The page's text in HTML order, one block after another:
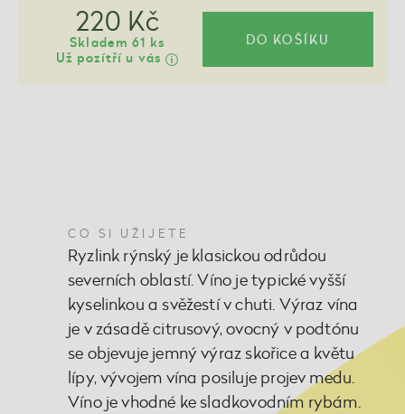
220 Kč
Skladem 61 ks
Už pozítří u vás
DO KOŠÍKU
CO SI UŽIJETE
Ryzlink rýnský je klasickou odrůdou
severních oblastí. Víno je typické vyšší
kyselinkou a svěžestí v chuti. Výraz vína
je v zásadě citrusový, ovocný v podtónu
se objevuje jemný výraz skořice a květu
lípy, vývojem vína posiluje projev medu.
Víno je vhodné ke sladkovodním rybám.